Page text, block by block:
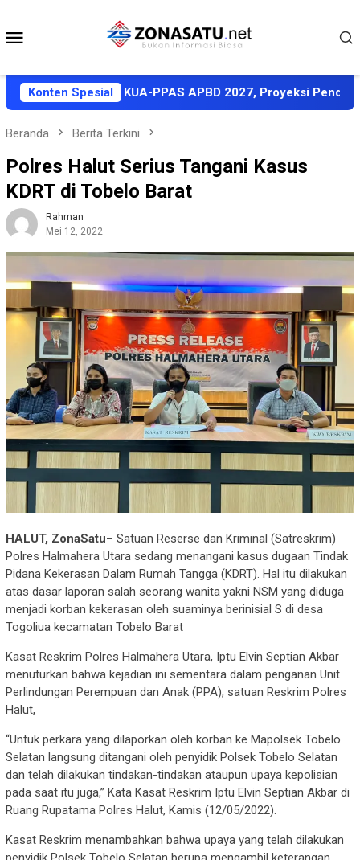
konten
Konten Spesial
Halut Sepakati KUA-PPAS APBD 2027, Proyeksi Pendapatan
Beranda Berita Terkini
Polres Halut Serius Tangani Kasus
KDRT di Tobelo Barat
Rahman
Mei 12, 2022
HALUT, ZonaSatu– Satuan Reserse dan Kriminal (Satreskrim)
Polres Halmahera Utara sedang menangani kasus dugaan Tindak
Pidana Kekerasan Dalam Rumah Tangga (KDRT). Hal itu dilakukan
atas dasar laporan salah seorang wanita yakni NSM yang diduga
menjadi korban kekerasan oleh suaminya berinisial S di desa
Togoliua kecamatan Tobelo Barat
Kasat Reskrim Polres Halmahera Utara, Iptu Elvin Septian Akbar
menuturkan bahwa kejadian ini sementara dalam penganan Unit
Perlindungan Perempuan dan Anak (PPA), satuan Reskrim Polres
Halut,
“Untuk perkara yang dilaporkan oleh korban ke Mapolsek Tobelo
Selatan langsung ditangani oleh penyidik Polsek Tobelo Selatan
dan telah dilakukan tindakan-tindakan ataupun upaya kepolisian
pada saat itu juga,” Kata Kasat Reskrim Iptu Elvin Septian Akbar di
Ruang Rupatama Polres Halut, Kamis (12/05/2022).
Kasat Reskrim menambahkan bahwa upaya yang telah dilakukan